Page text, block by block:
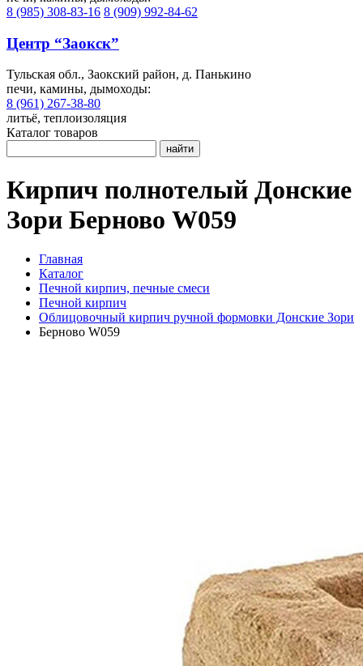
8 (985) 308-83-16 8 (909) 992-84-62
Центр “Заокск”
Тульская обл., Заокский район, д. Панькино
печи, камины, дымоходы:
8 (961) 267-38-80
литьё, теплоизоляция
Каталог товаров
найти
Кирпич полнотелый Донские
Зори Берново W059
Главная
Каталог
Печной кирпич, печные смеси
Печной кирпич
Облицовочный кирпич ручной формовки Донские Зори
Берново W059